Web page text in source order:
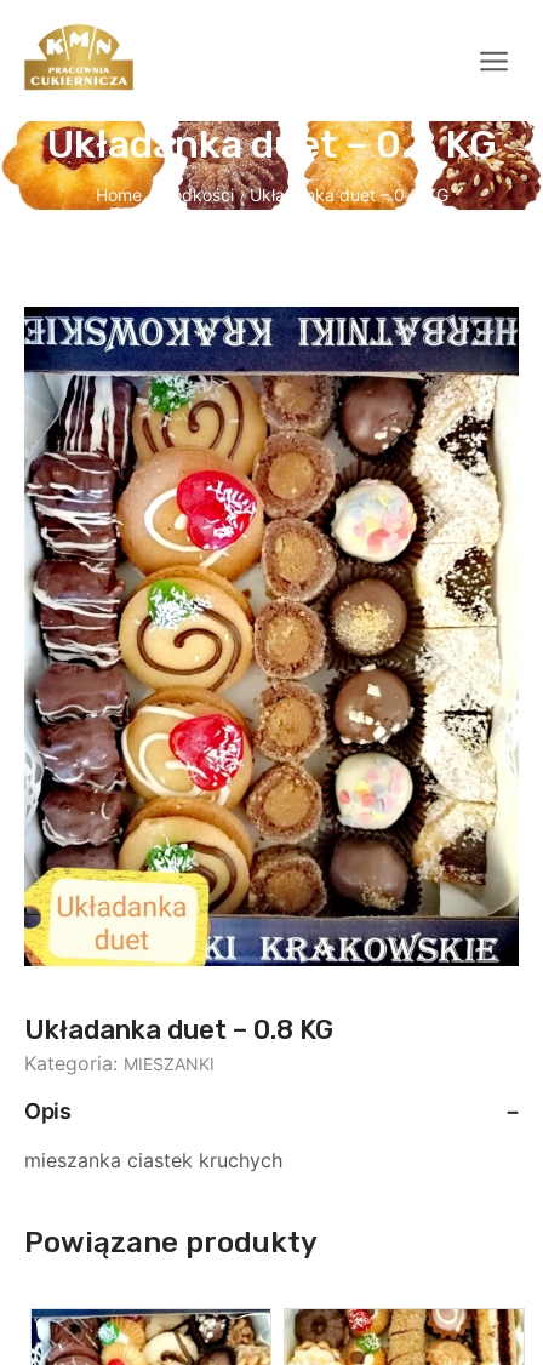
Układanka duet – 0.8 KG
Home / Słodkości / Układanka duet – 0.8 KG
Układanka duet – 0.8 KG
Kategoria: MIESZANKI
Opis
mieszanka ciastek kruchych
Powiązane produkty